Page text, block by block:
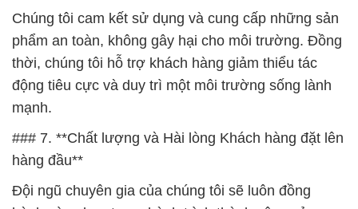
Chúng tôi cam kết sử dụng và cung cấp những sản
phẩm an toàn, không gây hại cho môi trường. Đồng
thời, chúng tôi hỗ trợ khách hàng giảm thiểu tác
động tiêu cực và duy trì một môi trường sống lành
mạnh.
### 7. **Chất lượng và Hài lòng Khách hàng đặt lên
hàng đầu**
Đội ngũ chuyên gia của chúng tôi sẽ luôn đồng